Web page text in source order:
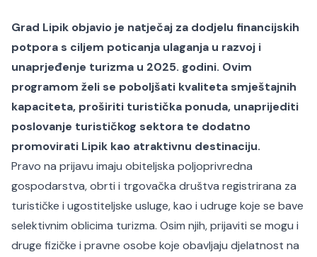
Grad Lipik objavio je natječaj za dodjelu financijskih
potpora s ciljem poticanja ulaganja u razvoj i
unaprjeđenje turizma u 2025. godini. Ovim
programom želi se poboljšati kvaliteta smještajnih
kapaciteta, proširiti turistička ponuda, unaprijediti
poslovanje turističkog sektora te dodatno
promovirati Lipik kao atraktivnu destinaciju.
Pravo na prijavu imaju obiteljska poljoprivredna
gospodarstva, obrti i trgovačka društva registrirana za
turističke i ugostiteljske usluge, kao i udruge koje se bave
selektivnim oblicima turizma. Osim njih, prijaviti se mogu i
druge fizičke i pravne osobe koje obavljaju djelatnost na